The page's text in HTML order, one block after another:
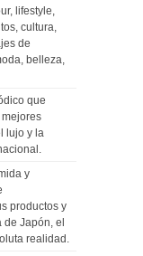
lifestyle,
cultura,
de
belleza,
que
lujo y la
y
productos y
Japón, el
realidad.